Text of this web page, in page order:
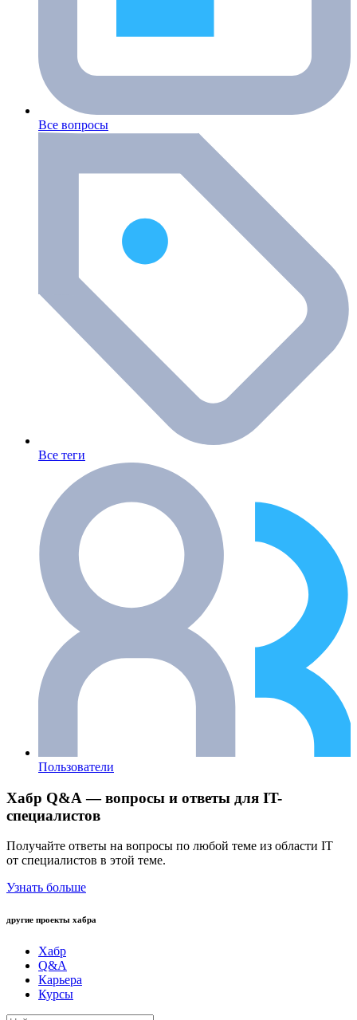
Все вопросы
Все теги
Пользователи
Хабр Q&A — вопросы и ответы для IT-
специалистов
Получайте ответы на вопросы по любой теме из области IT
от специалистов в этой теме.
Узнать больше
другие проекты хабра
Хабр
Q&A
Карьера
Курсы